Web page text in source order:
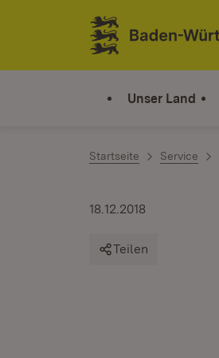
Zum Inhalt springen
Link zur Startseite
Unser Land
Startseite Service
18.12.2018
Teilen